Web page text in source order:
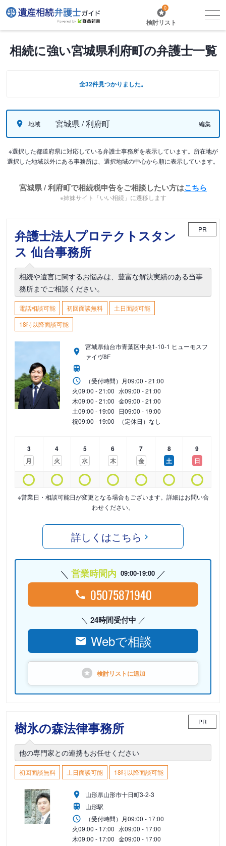
0
検討リスト
相続に強い宮城県利府町の弁護士一覧
全32件見つかりました。
地域 宮城県 / 利府町 編集
※選択した都道府県に対応している弁護士事務所を表示しています。所在地が
選択した地域以外にある事務所は、選択地域の中心から順に表示しています。
宮城県 / 利府町で相続税申告をご相談したい方はこちら
※姉妹サイト「いい相続」に遷移します
弁護士法人プロテクトスタン
ス 仙台事務所
PR
相続や遺言に関するお悩みは、豊富な解決実績のある当事
務所までご相談ください。
電話相談可能 初回面談無料
土日面談可能
18時以降面談可能
宮城県仙台市青葉区中央1-10-1 ヒューモスフ
ァイヴ8F
（受付時間） 月09:00 - 21:00
火09:00 - 21:00 水09:00 - 21:00
木09:00 - 21:00 金09:00 - 21:00
土09:00 - 19:00 日09:00 - 19:00
祝09:00 - 19:00 （定休日）なし
3
月
4
火
5
水
6
木
7
金
8
土
9
日
※営業日・相談可能日が変更となる場合もございます。詳細はお問い合
わせください。
詳しくはこちら
営業時間内 09:00-19:00
05075871940
24時間受付中
Webで相談
検討リストに追加
樹氷の森法律事務所 PR
他の専門家との連携もお任せください
初回面談無料 土日面談可能 18時以降面談可能
山形県山形市十日町3-2-3
山形駅
（受付時間） 月09:00 - 17:00
火09:00 - 17:00 水09:00 - 17:00
木09:00 - 17:00 金09:00 - 17:00